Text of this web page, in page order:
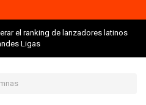
el ranking de lanzadores latinos
Ligas